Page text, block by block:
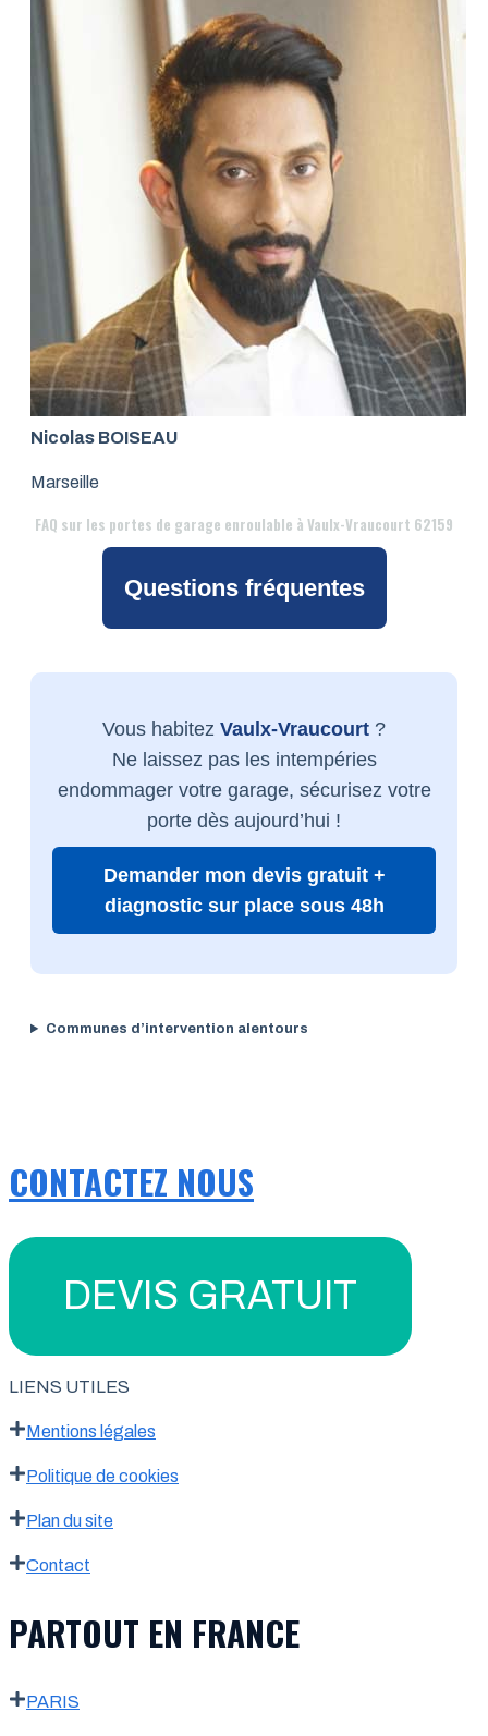
Nicolas BOISEAU
Marseille
FAQ sur les portes de garage enroulable à Vaulx-Vraucourt 62159
Questions fréquentes
Vous habitez Vaulx-Vraucourt ?
Ne laissez pas les intempéries
endommager votre garage, sécurisez votre
porte dès aujourd’hui !
Demander mon devis gratuit +
diagnostic sur place sous 48h
Communes d’intervention alentours
CONTACTEZ NOUS
DEVIS GRATUIT
LIENS UTILES
Mentions légales
Politique de cookies
Plan du site
Contact
PARTOUT EN FRANCE
PARIS